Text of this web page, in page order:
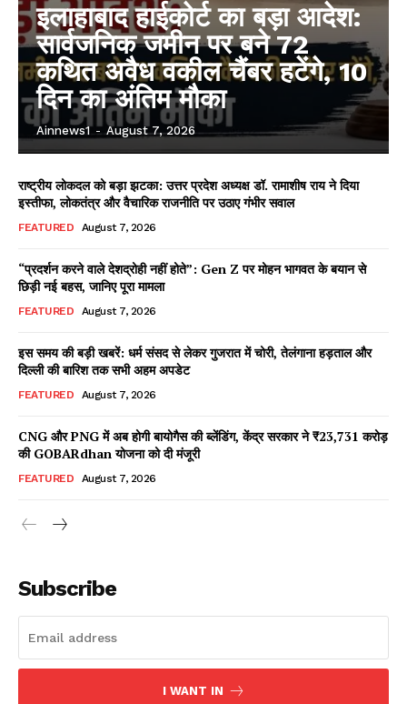
Facebook
X WhatsApp
Share
Read Latest News on AIN
इलाहाबाद हाईकोर्ट का बड़ा आदेश:
सार्वजनिक जमीन पर बने 72
कथित अवैध वकील चैंबर हटेंगे, 10
दिन का अंतिम मौका
Ainnews1 - August 7, 2026
राष्ट्रीय लोकदल को बड़ा झटका: उत्तर प्रदेश अध्यक्ष डॉ. रामाशीष राय ने दिया
इस्तीफा, लोकतंत्र और वैचारिक राजनीति पर उठाए गंभीर सवाल
FEATURED August 7, 2026
“प्रदर्शन करने वाले देशद्रोही नहीं होते”: Gen Z पर मोहन भागवत के बयान से
छिड़ी नई बहस, जानिए पूरा मामला
FEATURED August 7, 2026
इस समय की बड़ी खबरें: धर्म संसद से लेकर गुजरात में चोरी, तेलंगाना हड़ताल और
दिल्ली की बारिश तक सभी अहम अपडेट
FEATURED August 7, 2026
CNG और PNG में अब होगी बायोगैस की ब्लेंडिंग, केंद्र सरकार ने ₹23,731 करोड़
की GOBARdhan योजना को दी मंजूरी
FEATURED August 7, 2026
Subscribe
I WANT IN